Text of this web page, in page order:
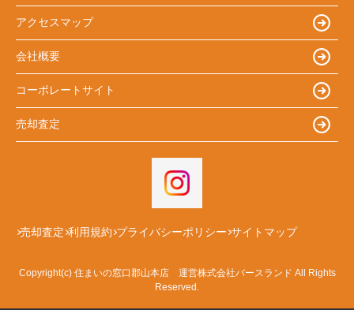
アクセスマップ
会社概要
コーポレートサイト
売却査定
売却査定 利用規約 プライバシーポリシー サイトマップ
Copyright(c) 住まいの窓口郡山本店 運営株式会社バースランド All Rights
Reserved.